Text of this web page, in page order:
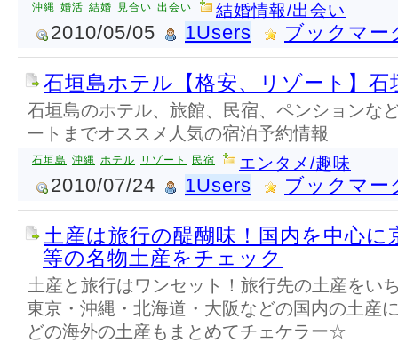
沖縄 婚活 結婚 見合い 出会い 結婚情報/出会い
2010/05/05 1Users ブックマー
石垣島ホテル【格安、リゾート】石
石垣島のホテル、旅館、民宿、ペンションな
ートまでオススメ人気の宿泊予約情報
石垣島 沖縄 ホテル リゾート 民宿 エンタメ/趣味
2010/07/24 1Users ブックマー
土産は旅行の醍醐味！国内を中心に
等の名物土産をチェック
土産と旅行はワンセット！旅行先の土産をい
東京・沖縄・北海道・大阪などの国内の土産
どの海外の土産もまとめてチェケラー☆